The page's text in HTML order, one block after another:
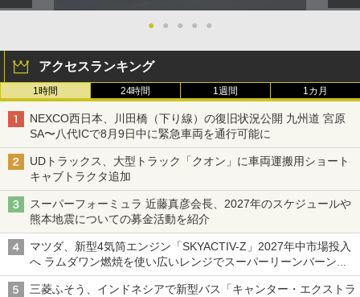
● ● ● ● ●
アクセスランキング
1時間 24時間 1週間 1カ月
NEXCO西日本、川田橋（下り線）の復旧状況公開 九州道 宮原
SA〜八代ICで8月9日中に緊急車両を通行可能に
UDトラックス、大型トラック「クオン」に車両運搬用ショート
キャブトラクタ追加
スーパーフォーミュラ 近藤真彦会長、2027年のスケジュールや
熊本地震についての募金活動を紹介
マツダ、新型4気筒エンジン「SKYACTIV-Z」2027年中市場投入
へ ラムダワン燃焼を使い広いレンジでスーパーリーンバーン燃
焼を実現
三菱ふそう、インドネシアで新型バス「キャンター・エクストラ